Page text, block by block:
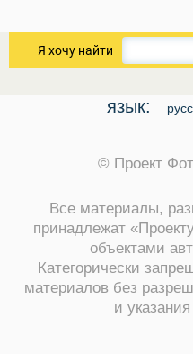
Я хочу найти
язык:
© Проект
Все материалы,
принадлежат
объектами
Категорически
материалов без
и